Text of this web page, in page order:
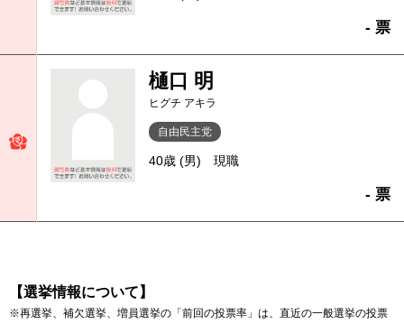
- 票
樋口 明
ヒグチ アキラ
自由民主党
40歳 (男) 現職
- 票
【選挙情報について】
※再選挙、補欠選挙、増員選挙の「前回の投票率」は、直近の一般選挙の投票